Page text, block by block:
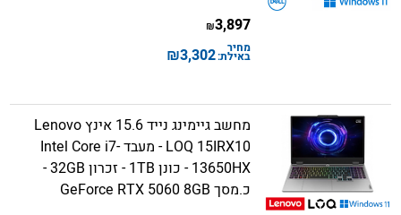
3,897
₪
מחיר
באילת:3,302
₪
מחשב גיימינג נייד 15.6 אינץ Lenovo
LOQ 15IRX10 - מעבד Intel Core i7-
13650HX - כונן 1TB - זכרון 32GB -
כ.מסך GeForce RTX 5060 8GB